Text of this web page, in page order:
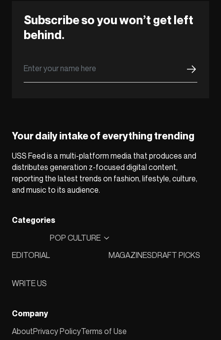
Subscribe so you won’t get left
behind.
Your daily intake of everything trending
USS Feed is a multi-platform media that produces and
distributes generation z-focused digital content,
reporting the latest trends on fashion, lifestyle, culture,
and music to its audience.
Categories
EDITORIAL
POP CULTURE
MAGAZINESDRAFT PICKS
WRITE US
Company
AboutPrivacy PolicyTerms of Use